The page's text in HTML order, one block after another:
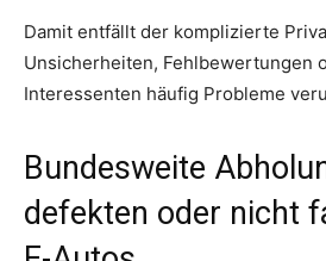
Damit entfällt der komplizierte
Unsicherheiten, Fehlbewertungen
Interessenten häufig Probleme
Bundesweite
defekten oder nicht